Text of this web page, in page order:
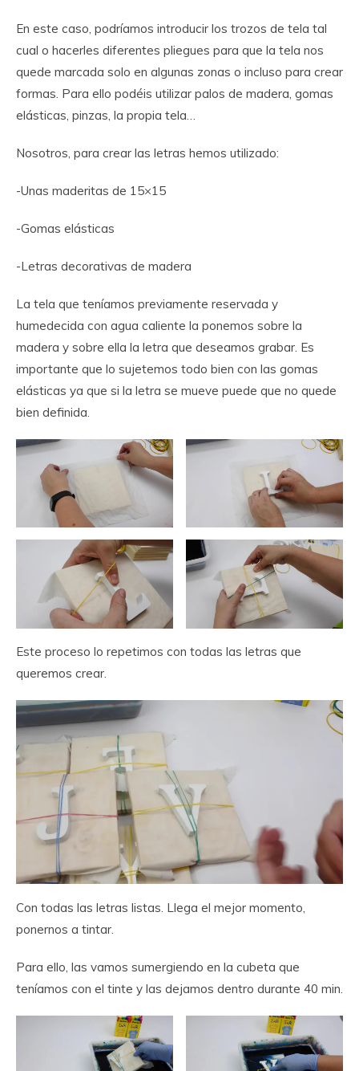
En este caso, podríamos introducir los trozos de tela tal
cual o hacerles diferentes pliegues para que la tela nos
quede marcada solo en algunas zonas o incluso para crear
formas. Para ello podéis utilizar palos de madera, gomas
elásticas, pinzas, la propia tela…
Nosotros, para crear las letras hemos utilizado:
-Unas maderitas de 15×15
-Gomas elásticas
-Letras decorativas de madera
La tela que teníamos previamente reservada y
humedecida con agua caliente la ponemos sobre la
madera y sobre ella la letra que deseamos grabar. Es
importante que lo sujetemos todo bien con las gomas
elásticas ya que si la letra se mueve puede que no quede
bien definida.
Este proceso lo repetimos con todas las letras que
queremos crear.
Con todas las letras listas. Llega el mejor momento,
ponernos a tintar.
Para ello, las vamos sumergiendo en la cubeta que
teníamos con el tinte y las dejamos dentro durante 40 min.